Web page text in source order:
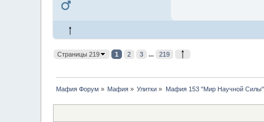
Страницы 219 1 2 3 ... 219
Мафия Форум » Мафия » Улитки » Мафия 153 "Мир Научной